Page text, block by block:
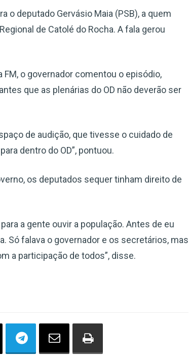
o deputado Gervásio Maia (PSB), a quem
de Catolé do Rocha. A fala gerou
o governador comentou o episódio,
que as plenárias do OD não deverão ser
de audição, que tivesse o cuidado de
dentro do OD”, pontuou.
os deputados sequer tinham direito de
a gente ouvir a população. Antes de eu
Só falava o governador e os secretários, mas
a participação de todos”, disse.